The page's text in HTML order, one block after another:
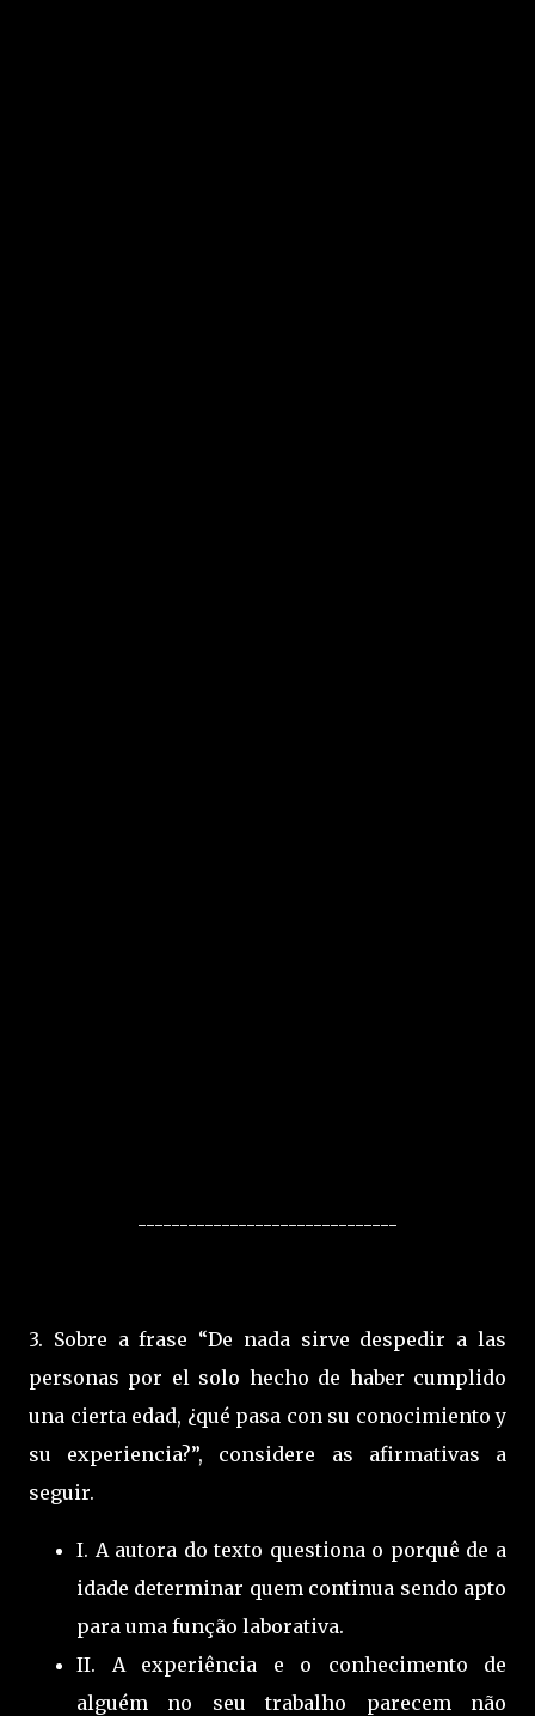
-------------------------------
3. Sobre a frase “De nada sirve despedir a las
personas por el solo hecho de haber cumplido
una cierta edad, ¿qué pasa con su conocimiento y
su experiencia?”, considere as afirmativas a
seguir.
I. A autora do texto questiona o porquê de a
idade determinar quem continua sendo apto
para uma função laborativa.
II. A experiência e o conhecimento de
alguém no seu trabalho parecem não